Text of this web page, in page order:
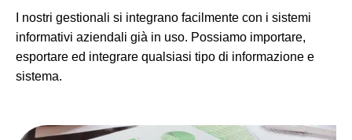
I nostri gestionali si integrano facilmente con i sistemi
informativi aziendali già in uso. Possiamo importare,
esportare ed integrare qualsiasi tipo di informazione e
sistema.